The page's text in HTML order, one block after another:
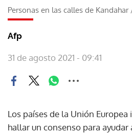
Personas en las calles de Kandahar
Afp
31 de agosto 2021 - 09:41
Los países de la Unión
hallar un consenso para